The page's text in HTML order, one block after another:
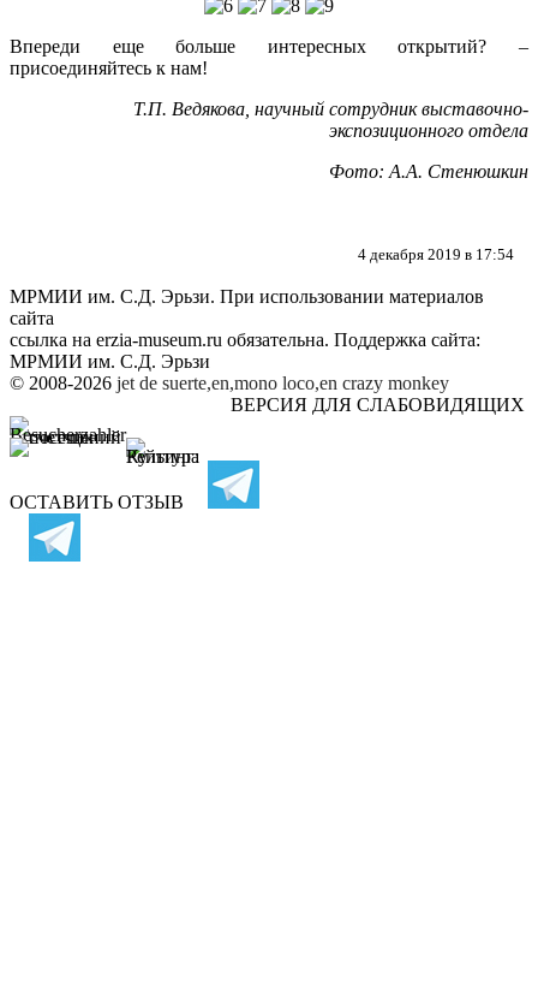
Впереди еще больше интересных открытий? –
присоединяйтесь к нам!
Т.П. Ведякова, научный сотрудник выставочно-
экспозиционного отдела
Фото: А.А. Стенюшкин
4 декабря 2019 в 17:54
МРМИИ им. С.Д. Эрьзи. При использовании материалов
сайта
ссылка на erzia-museum.ru обязательна. Поддержка сайта:
МРМИИ им. С.Д. Эрьзи
© 2008-2026 jet de suerte,en,mono loco,en crazy monkey
ВЕРСИЯ ДЛЯ СЛАБОВИДЯЩИХ
ОСТАВИТЬ ОТЗЫВ